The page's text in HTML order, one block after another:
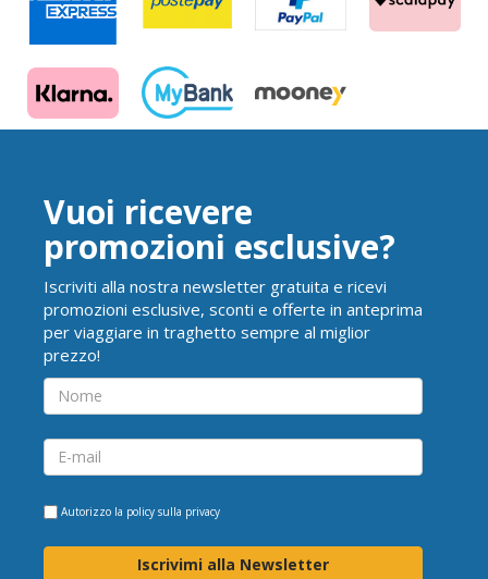
Vuoi ricevere
promozioni esclusive?
Iscriviti alla nostra newsletter gratuita e ricevi
promozioni esclusive, sconti e offerte in anteprima
per viaggiare in traghetto sempre al miglior
prezzo!
Autorizzo la policy sulla privacy
Iscrivimi alla Newsletter